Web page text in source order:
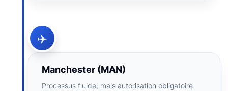
✈️
Manchester (MAN)
Processus fluide, mais autorisation obligatoire